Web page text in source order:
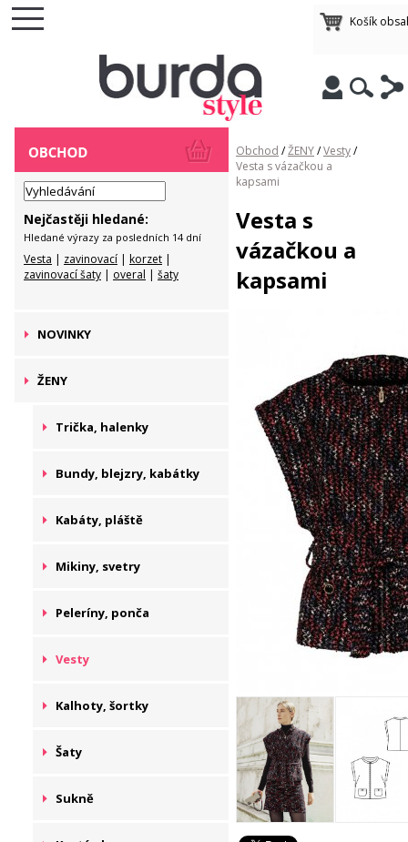
Košík
Nejčastěji hledané:
Hledané výrazy za posledních 14 dní
Vesta | zavinovací | korzet |
zavinovací šaty | overal | šaty
NOVINKY
ŽENY
Trička, halenky
Bundy, blejzry, kabátky
Kabáty, pláště
Mikiny, svetry
Peleríny, ponča
Vesty
Kalhoty, šortky
Šaty
Sukně
Obchod /ŽENY/Vesty/
Vesta s vázačkou a
kapsami
Vesta s
vázačkou a
kapsami